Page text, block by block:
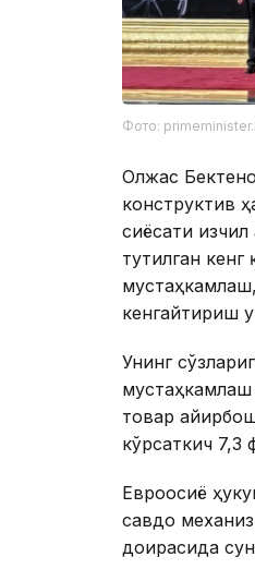
Фото:
Олжас
конструктив
сиёсати
тутилган
кенгайтириш
Унинг
товар
кўрсаткич 7,3
Евроосиё
савдо
доирасида